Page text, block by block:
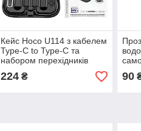
Кейс Hoco U114 з кабелем
Type-C to Type-C та
набором перехідників
(Micro USB, USB Type-A,
Lightning)
224₴
шт.
90